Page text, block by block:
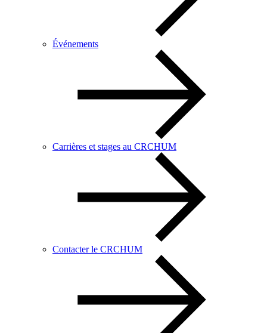
Événements
Carrières et stages au CRCHUM
Contacter le CRCHUM